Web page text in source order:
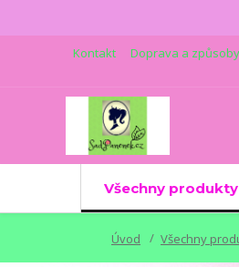
Kontakt Doprava a
Všechny produkty
Úvod Všechny